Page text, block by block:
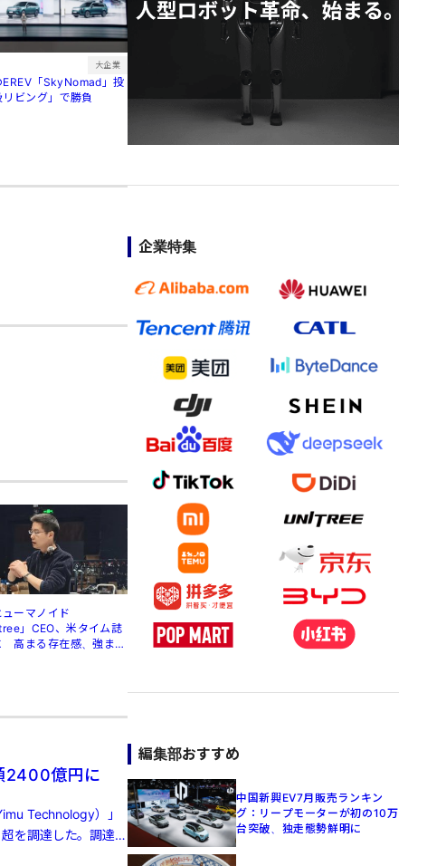
大企業
EREV「SkyNomad」投
ビング」で勝負
ーマノイド
」CEO、米タイム誌
高まる存在感、強まる
2400億円に
Technology）」
を調達した。調達
企業特集
編集部おすすめ
中国新興EV7月販売ランキン
グ：リープモーターが初の10万
台突破、独走態勢鮮明に